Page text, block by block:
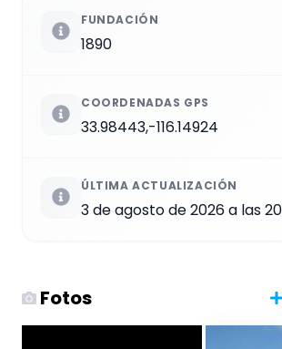
FUNDACIÓN
1890
COORDENADAS GPS
33.98443,-116.14924
ÚLTIMA ACTUALIZACIÓN
3 de agosto de 2026 a las
Fotos